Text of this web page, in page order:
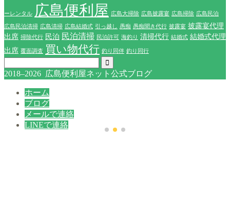
ーレンタル 広島便利屋 広島大掃除 広島披露宴 広島掃除 広島民泊
広島民泊清掃 広島清掃 広島結婚式 引っ越し 愚痴 愚痴聞き代行 披露宴 披露宴代理
出席 掃除代行 民泊 民泊清掃 民泊許可 海釣り 清掃代行 結婚式 結婚式代理
出席 覆面調査 買い物代行 釣り同伴 釣り同行
2018–2026 広島便利屋ネット公式ブログ
ホーム
ブログ
メールで連絡
LINEで連絡